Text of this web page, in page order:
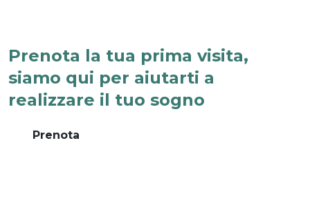
Prenota la tua prima visita,
siamo qui per aiutarti a
realizzare il tuo sogno
Prenota